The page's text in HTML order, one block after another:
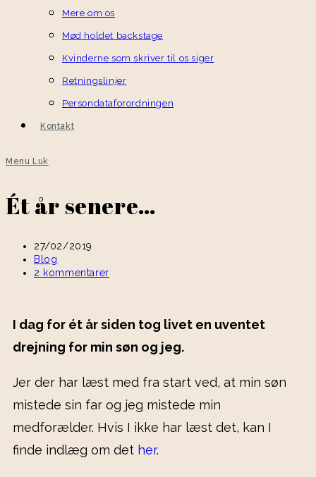
Mere om os
Mød holdet backstage
Kvinderne som skriver til os siger
Retningslinjer
Persondataforordningen
Kontakt
Menu Luk
Ét år senere…
27/02/2019
Blog
2 kommentarer
I dag for ét år siden tog livet en uventet
drejning for min søn og jeg.
Jer der har læst med fra start ved, at min søn
mistede sin far og jeg mistede min
medforælder. Hvis I ikke har læst det, kan I
finde indlæg om det her.